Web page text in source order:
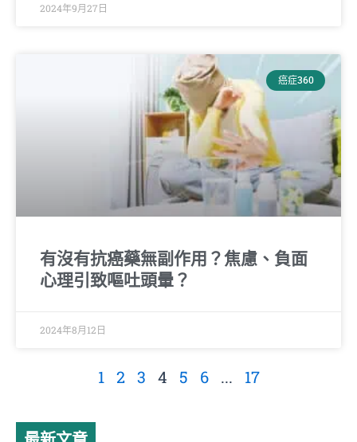
2024年9月27日
癌症360
有沒有抗癌藥無副作用？焦慮、負面
心理引致嘔吐頭暈？
2024年8月12日
1 2 3 4 5 6 ... 17